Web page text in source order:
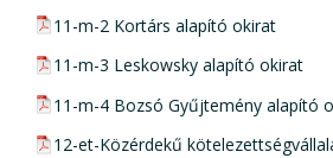
pdf csatolmány:
11-m-2 Kortárs alapító okirat
pdf csatolmány:
11-m-3 Leskowsky alapító okirat
pdf csatolmány:
11-m-4 Bozsó Gyűjtemény alapító
pdf csatolmány:
12-et-Közérdekű